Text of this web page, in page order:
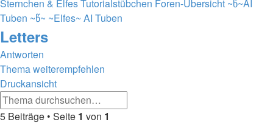
Sternchen & Elfes Tutorialstübchen Foren-Übersicht ~წ~AI
Tuben ~წ~ ~Elfes~ AI Tuben
Letters
Antworten
Thema weiterempfehlen
Druckansicht
5 Beiträge • Seite 1 von 1